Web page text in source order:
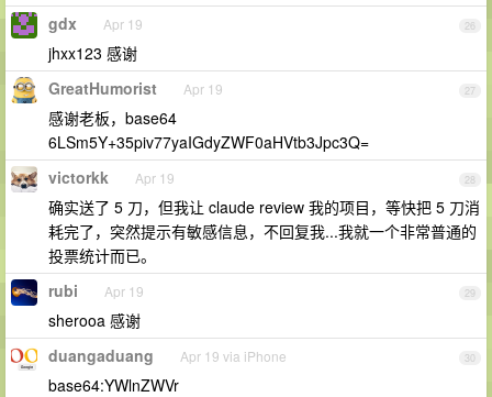
26
gdx Apr 19
jhxx123 感谢
27
GreatHumorist Apr 19
感谢老板，base64
6LSm5Y+35piv77yaIGdyZWF0aHVtb3Jpc3Q=
28
victorkk Apr 19
确实送了 5 刀，但我让 claude review 我的项目，等快把 5 刀消
耗完了，突然提示有敏感信息，不回复我...我就一个非常普通的
投票统计而已。
29
rubi Apr 19
sherooa 感谢
30
duangaduang Apr 19 via iPhone
base64:YWlnZWVr